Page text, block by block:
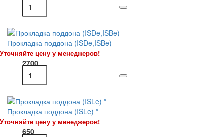
Прокладка поддона (ISDe,ISBe)
Уточняйте цену у менеджеров!
2700
Прокладка поддона (ISLe) *
Уточняйте цену у менеджеров!
650